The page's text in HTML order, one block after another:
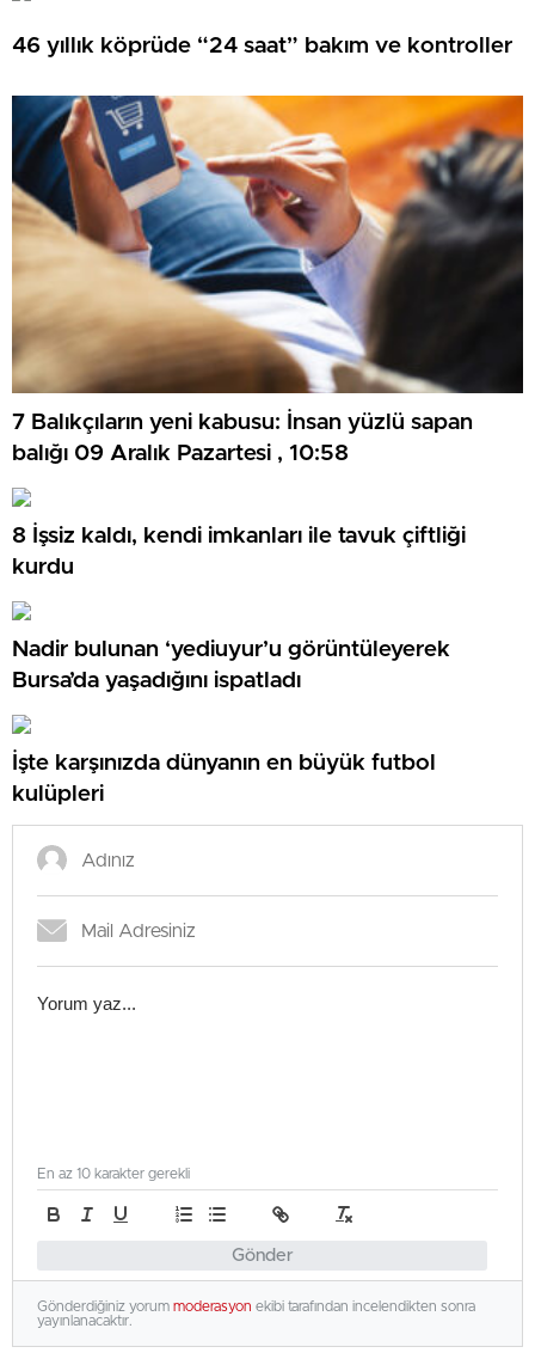
46 yıllık köprüde “24 saat” bakım ve kontroller
7 Balıkçıların yeni kabusu: İnsan yüzlü sapan
balığı 09 Aralık Pazartesi , 10:58
8 İşsiz kaldı, kendi imkanları ile tavuk çiftliği
kurdu
Nadir bulunan ‘yediuyur’u görüntüleyerek
Bursa’da yaşadığını ispatladı
İşte karşınızda dünyanın en büyük futbol
kulüpleri
Gönder
En az 10 karakter gerekli
Gönderdiğiniz yorum moderasyon ekibi tarafından incelendikten sonra
yayınlanacaktır.